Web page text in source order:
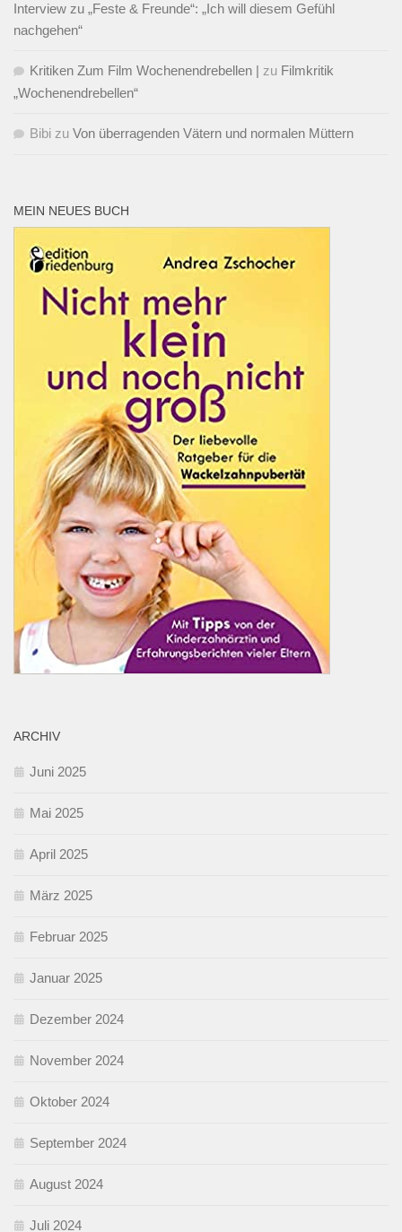
Interview zu „Feste & Freunde“: „Ich will diesem Gefühl
nachgehen“
Kritiken Zum Film Wochenendrebellen | zu Filmkritik
„Wochenendrebellen“
Bibi zu Von überragenden Vätern und normalen Müttern
MEIN NEUES BUCH
ARCHIV
Juni 2025
Mai 2025
April 2025
März 2025
Februar 2025
Januar 2025
Dezember 2024
November 2024
Oktober 2024
September 2024
August 2024
Juli 2024